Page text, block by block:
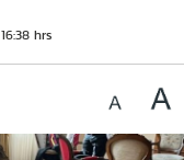
16:38 hrs